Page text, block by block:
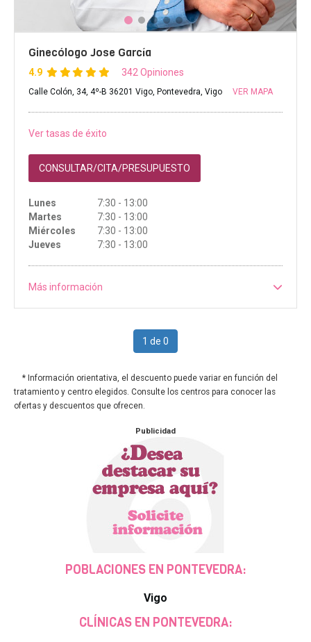
Ginecólogo Jose García
4.9 342 Opiniones
Calle Colón, 34, 4º-B 36201 Vigo, Pontevedra, Vigo VER MAPA
Ver tasas de éxito
CONSULTAR/CITA/PRESUPUESTO
Lunes
7:30 - 13:00
Martes
7:30 - 13:00
Miércoles
7:30 - 13:00
Jueves
7:30 - 13:00
Más información
1 de 0
* Información orientativa, el descuento puede variar en función del
tratamiento y centro elegidos. Consulte los centros para conocer las
ofertas y descuentos que ofrecen.
Publicidad
POBLACIONES EN PONTEVEDRA:
Vigo
CLÍNICAS EN PONTEVEDRA: